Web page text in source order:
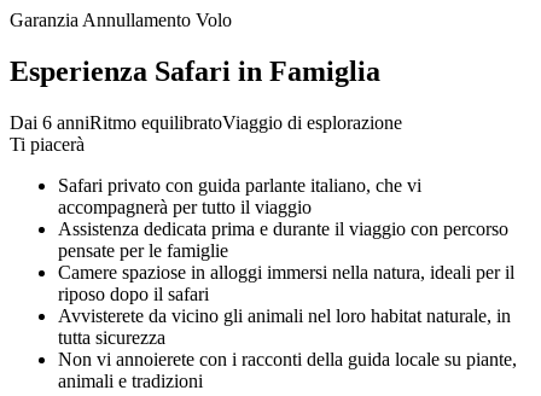
Garanzia Annullamento Volo
Esperienza Safari in Famiglia
Dai 6 anniRitmo equilibratoViaggio di esplorazione
Ti piacerà
Safari privato con guida parlante italiano, che vi
accompagnerà per tutto il viaggio
Assistenza dedicata prima e durante il viaggio con percorso
pensate per le famiglie
Camere spaziose in alloggi immersi nella natura, ideali per il
riposo dopo il safari
Avvisterete da vicino gli animali nel loro habitat naturale, in
tutta sicurezza
Non vi annoierete con i racconti della guida locale su piante,
animali e tradizioni